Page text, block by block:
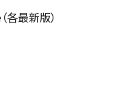
各最新版）